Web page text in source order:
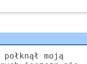
moją